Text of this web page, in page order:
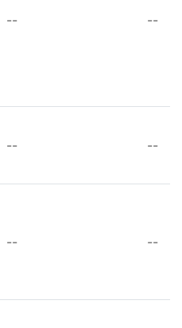
-- --
-- --
-- --